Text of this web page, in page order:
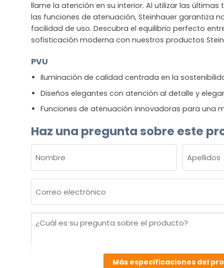
llame la atención en su interior. Al utilizar las
las funciones de atenuación, Steinhauer garantiza
facilidad de uso. Descubra el equilibrio perfecto
sofisticación moderna con nuestros productos
PVU
Iluminación de calidad centrada en la
Diseños elegantes con atención al detalle y
Funciones de atenuación innovadoras para una
Haz una pregunta sobre este
(OBLIGATORIO)
Nombre Apellidos
electrónico
¿Cuál
su
Más especificaciones del